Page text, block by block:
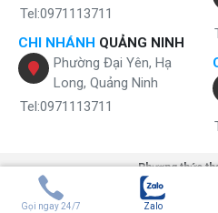
Tel:0971113711
CHI NHÁNH QUẢNG NINH
Phường Đại Yên, Hạ
Long, Quảng Ninh
Tel:0971113711
Phương thức
Gọi ngay 24/7 Zalo